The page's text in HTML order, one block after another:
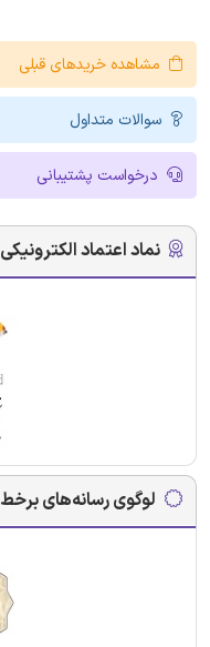
مشاهده خریدهای قبلی
سوالات متداول
درخواست پشتیبانی
نماد اعتماد الکترونیکی
لوگوی رسانه‌های برخط